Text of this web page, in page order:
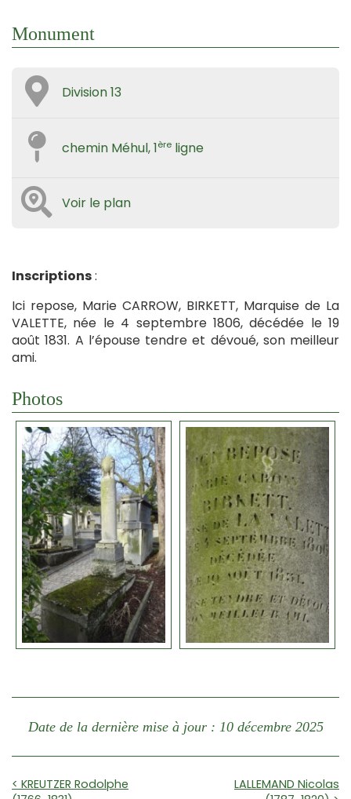
Monument
Division 13
chemin Méhul, 1ère ligne
Voir le plan
Inscriptions:
Ici repose, Marie CARROW, BIRKETT, Marquise de La
VALETTE, née le 4 septembre 1806, décédée le 19
août 1831. A l’épouse tendre et dévoué, son meilleur
ami.
Photos
Date de la dernière mise à jour : 10 décembre 2025
< KREUTZER Rodolphe
LALLEMAND Nicolas